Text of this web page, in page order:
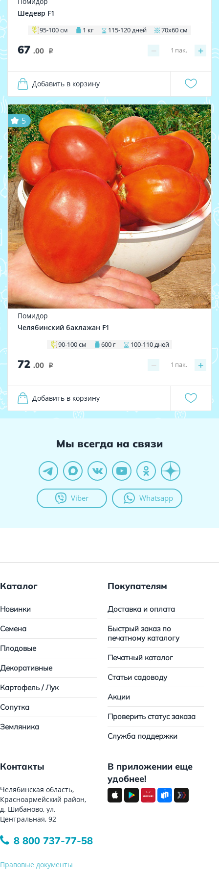
Шедевр F1
95-100 см 1 кг 115-120 дней 70х60 см
67 .00 i − +
1 пак.
Добавить в корзину
5
Помидор
Челябинский баклажан F1
90-100 см 600 г 100-110 дней
72 .00 i − +
1 пак.
Добавить в корзину
Мы всегда на связи
Viber Whatsapp
Каталог
Новинки
Семена
Плодовые
Декоративные
Картофель / Лук
Сопутка
Земляника
Покупателям
Доставка и оплата
Быстрый заказ по
печатному каталогу
Печатный каталог
Статьи садоводу
Акции
Проверить статус заказа
Служба поддержки
Контакты
Челябинская область,
Красноармейский район,
д. Шибаново, ул.
Центральная, 92
8 800 737-77-58
Правовые документы
В приложении еще
удобнее!